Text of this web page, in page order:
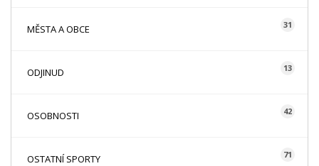
MĚSTA A OBCE 31
ODJINUD 13
OSOBNOSTI 42
OSTATNÍ SPORTY 71